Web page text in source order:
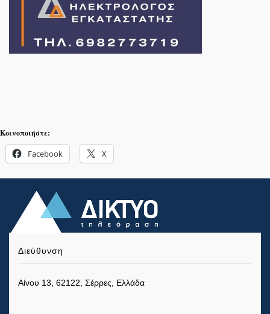
Κοινοποιήστε:
Facebook X
Διεύθυνση
Αίνου 13, 62122, Σέρρες, Ελλάδα